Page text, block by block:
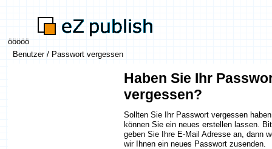
ööööö
Benutzer /Passwort vergessen
Haben Sie Ihr
vergessen?
Sollten Sie Ihr Passwort vergessen
können Sie ein neues erstellen lassen.
geben Sie Ihre E-Mail Adresse an, dann
wir Ihnen ein neues Passwort zusenden.